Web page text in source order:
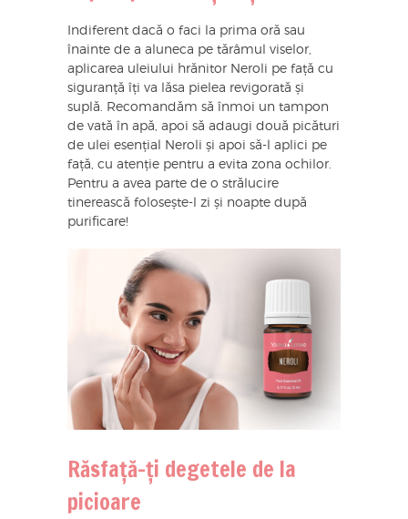
Indiferent dacă o faci la prima oră sau
înainte de a aluneca pe tărâmul viselor,
aplicarea uleiului hrănitor Neroli pe față cu
siguranță îți va lăsa pielea revigorată și
suplă. Recomandăm să înmoi un tampon
de vată în apă, apoi să adaugi două picături
de ulei esențial Neroli și apoi să-l aplici pe
față, cu atenție pentru a evita zona ochilor.
Pentru a avea parte de o strălucire
tinerească folosește-l zi și noapte după
purificare!
Răsfață-ți degetele de la
picioare